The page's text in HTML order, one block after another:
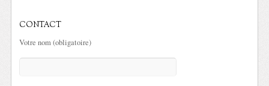
CONTACT
Votre nom (obligatoire)